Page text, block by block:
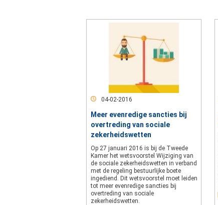
04-02-2016
Meer evenredige sancties bij
overtreding van sociale
zekerheidswetten
Op 27 januari 2016 is bij de Tweede
Kamer het wetsvoorstel Wijziging van
de sociale zekerheidswetten in verband
met de regeling bestuurlijke boete
ingediend. Dit wetsvoorstel moet leiden
tot meer evenredige sancties bij
overtreding van sociale
zekerheidswetten.